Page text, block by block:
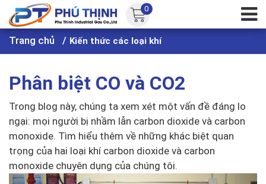
0
Trang chủ Kiến thức các loại khí
Phân biệt CO và CO2
Trong blog này, chúng ta xem xét một vấn đề đáng lo
ngại: mọi người bị nhầm lẫn carbon dioxide và carbon
monoxide. Tìm hiểu thêm về những khác biệt quan
trọng của hai loại khí carbon dioxide và carbon
monoxide chuyên dụng của chúng tôi.